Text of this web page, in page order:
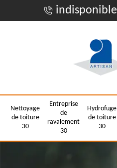
indisponible
Nettoyage
de toiture
30
Entreprise
de
ravalement
30
Hydrofuge
de toiture
30